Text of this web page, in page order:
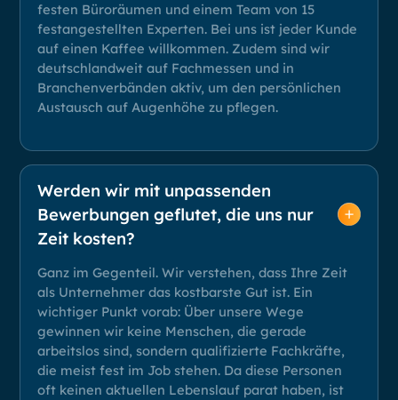
festen Büroräumen und einem Team von 15
festangestellten Experten. Bei uns ist jeder Kunde
auf einen Kaffee willkommen. Zudem sind wir
deutschlandweit auf Fachmessen und in
Branchenverbänden aktiv, um den persönlichen
Austausch auf Augenhöhe zu pflegen.
Werden wir mit unpassenden
Bewerbungen geflutet, die uns nur
Zeit kosten?
Ganz im Gegenteil. Wir verstehen, dass Ihre Zeit
als Unternehmer das kostbarste Gut ist. Ein
wichtiger Punkt vorab: Über unsere Wege
gewinnen wir keine Menschen, die gerade
arbeitslos sind, sondern qualifizierte Fachkräfte,
die meist fest im Job stehen. Da diese Personen
oft keinen aktuellen Lebenslauf parat haben, ist